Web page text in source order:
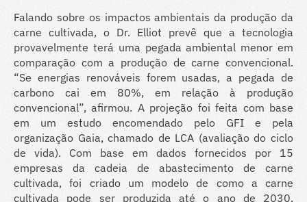
Falando sobre os impactos ambientais da produção da
carne cultivada, o Dr. Elliot prevê que a tecnologia
provavelmente terá uma pegada ambiental menor em
comparação com a produção de carne convencional.
“Se energias renováveis ​​forem usadas, a pegada de
carbono cai em 80%, em relação à produção
convencional”, afirmou. A projeção foi feita com base
em um estudo encomendado pelo GFI e pela
organização Gaia, chamado de LCA (avaliação do ciclo
de vida). Com base em dados fornecidos por 15
empresas da cadeia de abastecimento de carne
cultivada, foi criado um modelo de como a carne
cultivada pode ser produzida até o ano de 2030,